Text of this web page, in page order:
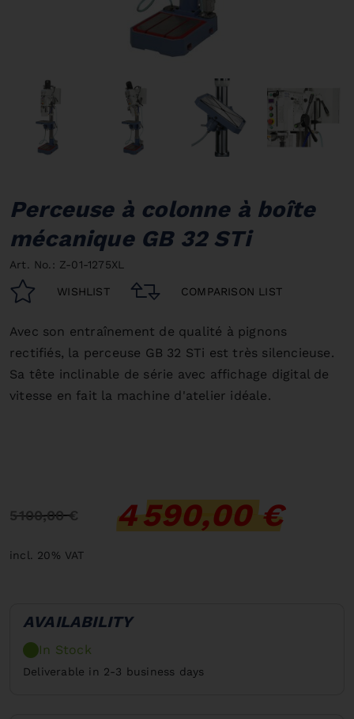
Perceuse à colonne à boîte
mécanique GB 32 STi
Art. No.: Z-01-1275XL
WISHLIST COMPARISON LIST
Avec son entraînement de qualité à pignons
rectifiés, la perceuse GB 32 STi est très silencieuse.
Sa tête inclinable de série avec affichage digital de
vitesse en fait la machine d'atelier idéale.
5 100,00 € 4 590,00 €
incl. 20% VAT
AVAILABILITY
In Stock
Deliverable in 2-3 business days